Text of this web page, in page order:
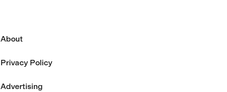
About
Privacy Policy
Advertising